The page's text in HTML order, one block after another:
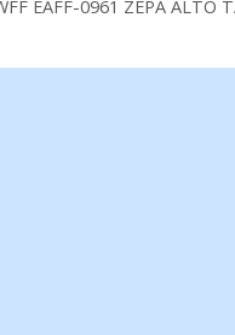
EAFF-0961 ZEPA ALTO